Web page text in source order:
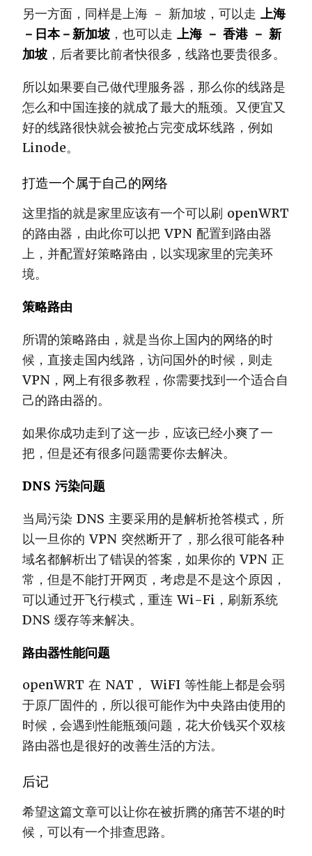
另一方面，同样是上海 － 新加坡，可以走 上海
－日本－新加坡 ，也可以走 上海 － 香港 － 新
加坡 ，后者要比前者快很多，线路也要贵很多。
所以如果要自己做代理服务器，那么你的线路是
怎么和中国连接的就成了最大的瓶颈。又便宜又
好的线路很快就会被抢占完变成坏线路，例如
Linode。
打造一个属于自己的网络
这里指的就是家里应该有一个可以刷 openWRT
的路由器，由此你可以把 VPN 配置到路由器
上，并配置好策略路由，以实现家里的完美环
境。
策略路由
所谓的策略路由，就是当你上国内的网络的时
候，直接走国内线路，访问国外的时候，则走
VPN，网上有很多教程，你需要找到一个适合自
己的路由器的。
如果你成功走到了这一步，应该已经小爽了一
把，但是还有很多问题需要你去解决。
DNS 污染问题
当局污染 DNS 主要采用的是解析抢答模式，所
以一旦你的 VPN 突然断开了，那么很可能各种
域名都解析出了错误的答案，如果你的 VPN 正
常，但是不能打开网页，考虑是不是这个原因，
可以通过开飞行模式，重连 Wi-Fi，刷新系统
DNS 缓存等来解决。
路由器性能问题
openWRT 在 NAT， WiFI 等性能上都是会弱
于原厂固件的，所以很可能作为中央路由使用的
时候，会遇到性能瓶颈问题，花大价钱买个双核
路由器也是很好的改善生活的方法。
后记
希望这篇文章可以让你在被折腾的痛苦不堪的时
候，可以有一个排查思路。